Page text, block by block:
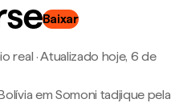
Baixar
real ·Atualizado hoje, 6 de
em Somoni tadjique pela